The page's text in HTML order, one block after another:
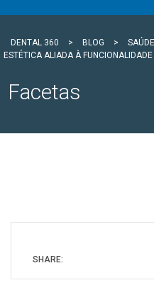
DENTAL 360 > BLOG >
ESTÉTICA ALIADA À FUNCIONALIDADE
Facetas
SHARE: